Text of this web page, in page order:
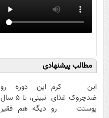
مطالب پیشنهادی
این کرم
ضدچروک غذای
پوستت رو
این دوره رو
نبینی، تا 5 سال
دیگه هم فقیر